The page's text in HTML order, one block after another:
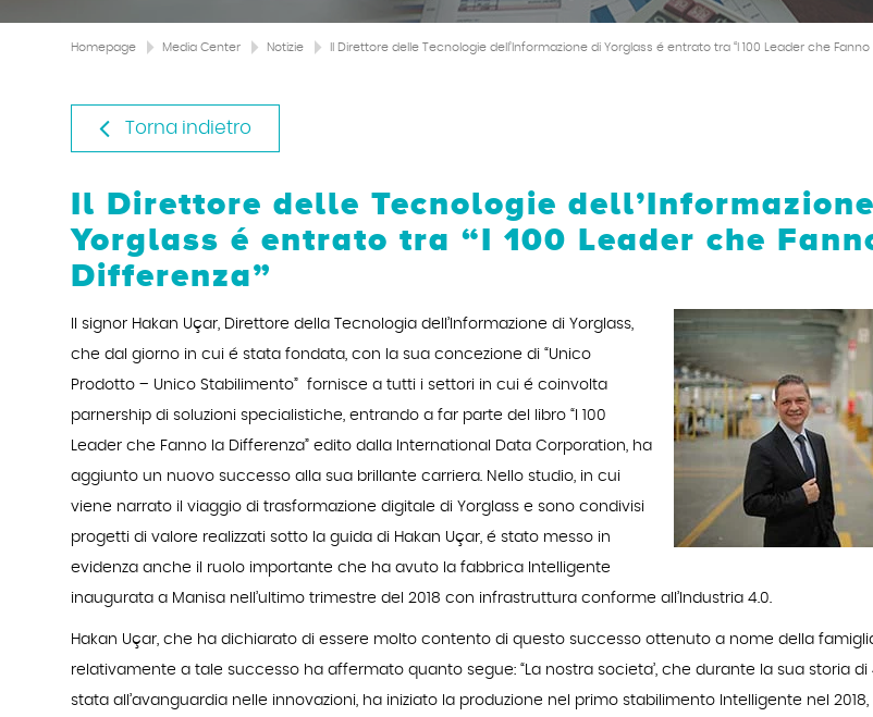
Homepage Media Center Notizie Il Direttore delle Tecnologie dell’Informazione di Yorglass é entrato tra “I 100 Leader che Fanno
Torna indietro
Il Direttore delle Tecnologie
Yorglass é entrato tra “I 100 Leader che
Differenza”
Il signor Hakan Uçar, Direttore della Tecnologia dell’Informazione di Yorglass,
che dal giorno in cui é stata fondata, con la sua concezione di “Unico
Prodotto – Unico Stabilimento” fornisce a tutti i settori in cui é coinvolta
parnership di soluzioni specialistiche, entrando a far parte del libro “I 100
Leader che Fanno la Differenza” edito dalla International Data Corporation, ha
aggiunto un nuovo successo alla sua brillante carriera. Nello studio, in cui
viene narrato il viaggio di trasformazione digitale di Yorglass e sono condivisi
progetti di valore realizzati sotto la guida di Hakan Uçar, é stato messo in
evidenza anche il ruolo importante che ha avuto la fabbrica Intelligente
inaugurata a Manisa nell’ultimo trimestre del 2018 con infrastruttura conforme all’Industria 4.0.
Hakan Uçar, che ha dichiarato di essere molto contento di questo successo ottenuto a nome della
relativamente a tale successo ha affermato quanto segue: “La nostra societa’, che durante la sua storia
stata all’avanguardia nelle innovazioni, ha iniziato la produzione nel primo stabilimento Intelligente nel